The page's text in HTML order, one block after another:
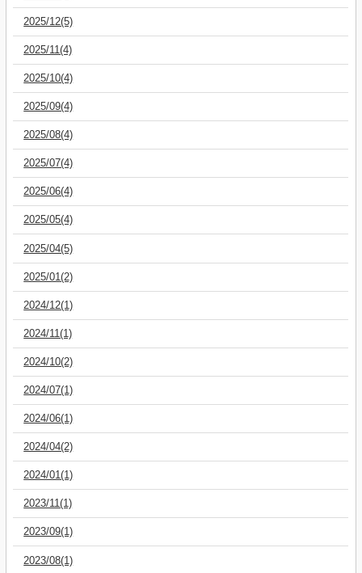
2025/12(5)
2025/11(4)
2025/10(4)
2025/09(4)
2025/08(4)
2025/07(4)
2025/06(4)
2025/05(4)
2025/04(5)
2025/01(2)
2024/12(1)
2024/11(1)
2024/10(2)
2024/07(1)
2024/06(1)
2024/04(2)
2024/01(1)
2023/11(1)
2023/09(1)
2023/08(1)